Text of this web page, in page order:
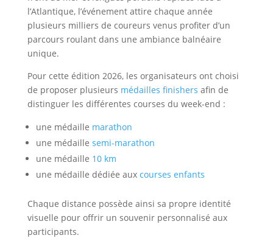
l’Atlantique, l’événement attire chaque année
plusieurs milliers de coureurs venus profiter d’un
parcours roulant dans une ambiance balnéaire
unique.
Pour cette édition 2026, les organisateurs ont choisi
de proposer plusieurs médailles finishers afin de
distinguer les différentes courses du week-end :
une médaille marathon
une médaille semi-marathon
une médaille 10 km
une médaille dédiée aux courses enfants
Chaque distance possède ainsi sa propre identité
visuelle pour offrir un souvenir personnalisé aux
participants.